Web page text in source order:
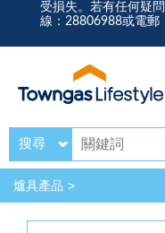
受損失。若有任何疑
線：28806988或電郵
搜尋
爐具產品